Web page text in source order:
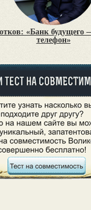
«Банк будущего
телефон»